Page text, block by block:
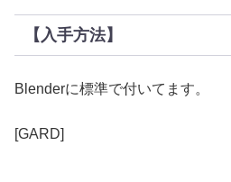
【入手方法】
Blenderに標準で付いてます。
[GARD]